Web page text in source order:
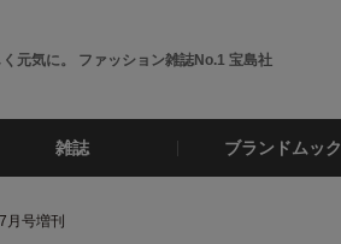
元気に。 ファッション雑誌No.1 宝島社
雑誌 ブランドムック
月号増刊